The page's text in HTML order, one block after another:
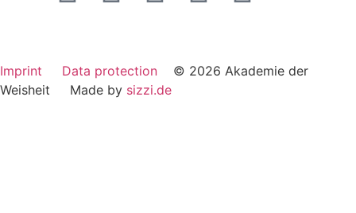
Imprint Data protection © 2026 Akademie der
Weisheit Made by sizzi.de